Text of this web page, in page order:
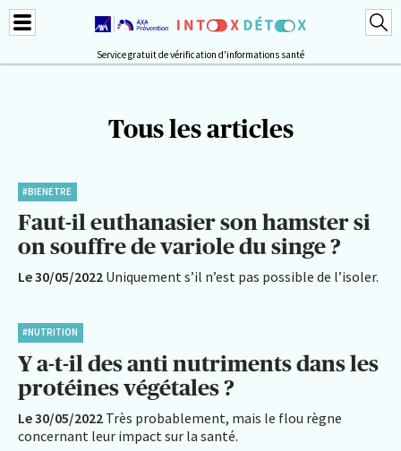
Service gratuit de vérification d'informations santé
Tous les articles
#BIENETRE
Faut-il euthanasier son hamster si
on souffre de variole du singe ?
Le 30/05/2022 Uniquement s’il n’est pas possible de l’isoler.
#NUTRITION
Y a-t-il des anti nutriments dans les
protéines végétales ?
Le 30/05/2022 Très probablement, mais le flou règne
concernant leur impact sur la santé.